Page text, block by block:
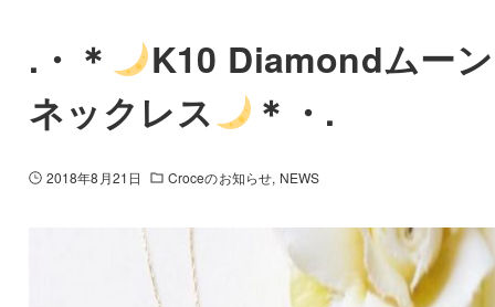
.・＊
K10 Diamondムーン
ネックレス
＊・.
2018年8月21日 Croceのお知らせ NEWS